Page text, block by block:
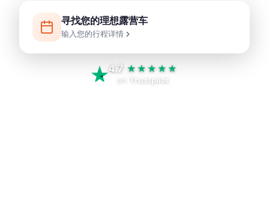
寻找您的理想露营车
输入您的行程详情
4.7 ★★★★★
Trustpilot